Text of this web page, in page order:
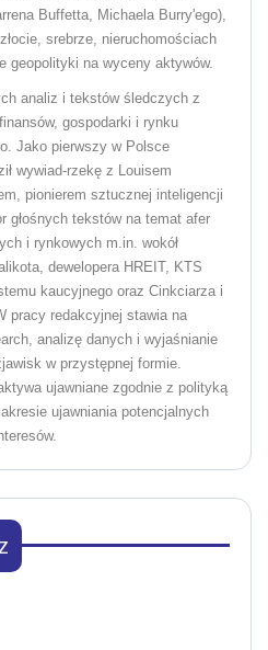
Buffetta, Michaela Burry'ego),
srebrze, nieruchomościach
geopolityki na wyceny aktywów.
analiz i tekstów śledczych z
gospodarki i rynku
Jako pierwszy w Polsce
wywiad-rzekę z Louisem
pionierem sztucznej inteligencji
głośnych tekstów na temat afer
i rynkowych m.in. wokół
dewelopera HREIT, KTS
kaucyjnego oraz Cinkciarza i
pracy redakcyjnej stawia na
analizę danych i wyjaśnianie
w przystępnej formie.
ujawniane zgodnie z polityką
ujawniania potencjalnych